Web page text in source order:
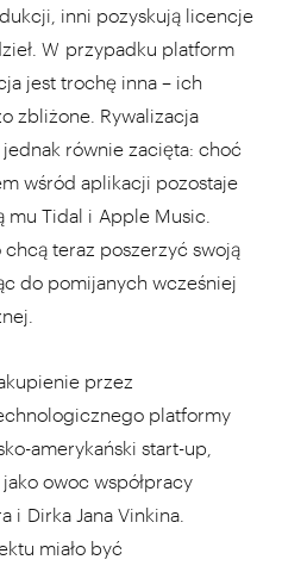
inni pozyskują licencje
W przypadku platform
jest trochę inna – ich
zbliżone. Rywalizacja
równie zacięta: choć
wśród aplikacji pozostaje
Tidal i Apple Music.
teraz poszerzyć swoją
do pomijanych wcześniej
przez
platformy
amerykański start-up,
owoc współpracy
i Dirka Jana Vinkina.
miało być